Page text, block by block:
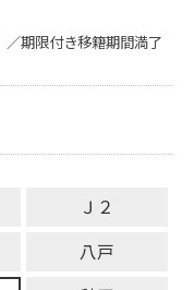
／期限付き移籍期間満了
Ｊ２
八戸